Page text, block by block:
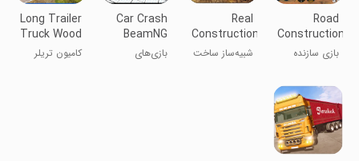
Road
Construction
Builder
Game
بازی سازنده
Real
Construction
Simulator
شبیه‌ساز ساخت
Car Crash
BeamNG
Driving
Games
بازی‌های
Long Trailer
Truck Wood
Cargo
کامیون تریلر